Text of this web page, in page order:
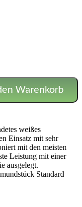
Warenkorb
weißes
Einsatz mit sehr
mit den meisten
Leistung mit einer
ausgelegt.
Standard